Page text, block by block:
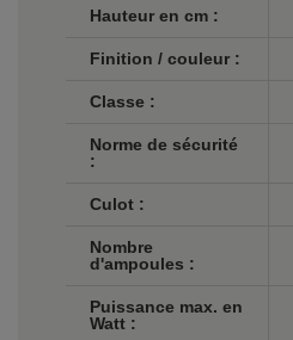
Hauteur en cm :
Finition / couleur :
Classe :
Norme de sécurité
:
Culot :
Nombre
d'ampoules :
Puissance max. en
Watt :